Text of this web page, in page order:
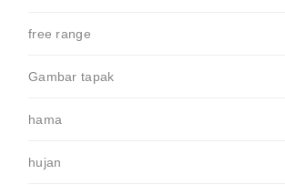
free range
Gambar tapak
hama
hujan